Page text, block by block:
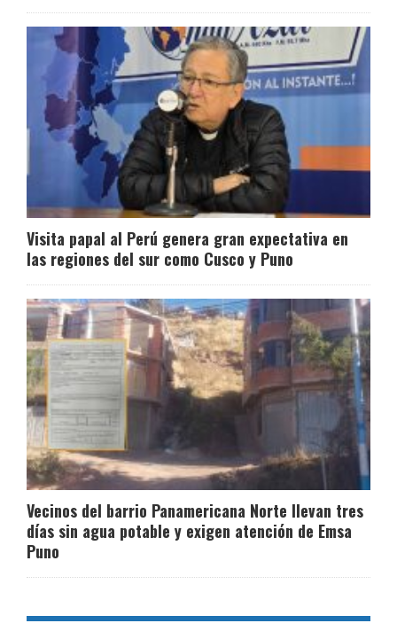
Visita papal al Perú genera gran expectativa en
las regiones del sur como Cusco y Puno
Vecinos del barrio Panamericana Norte llevan tres
días sin agua potable y exigen atención de Emsa
Puno